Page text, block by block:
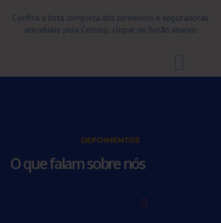
Confira a lista completa dos convênios e seguradoras
atendidas pela Cedusp, clique no botão abaixo:
DEPOIMENTOS
O que falam sobre nós